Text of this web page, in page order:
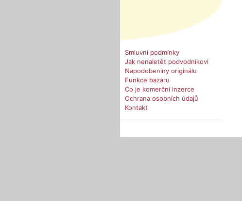
Smluvní podmínky
Jak nenaletět podvodníkovi
Napodobeniny originálu
Funkce bazaru
Co je komerční inzerce
Ochrana osobních údajů
Kontakt